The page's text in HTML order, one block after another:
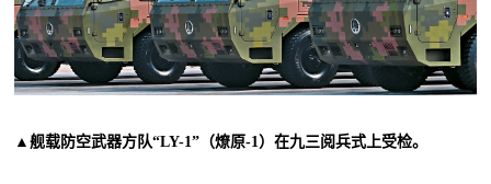
▲舰载防空武器方队“LY-1”（燎原-1）在九三阅兵式上受检。